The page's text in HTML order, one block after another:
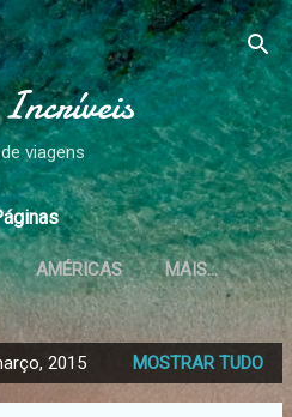
conteúdo principal
viagens
AMÉRICAS MAIS…
2015 MOSTRAR TUDO